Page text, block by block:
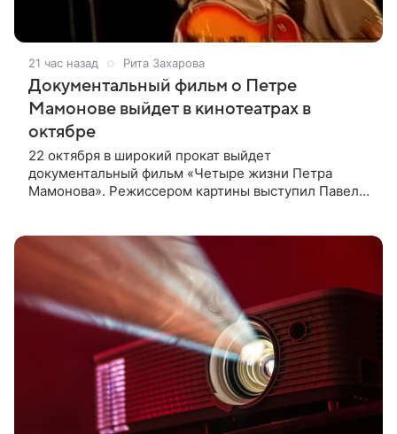
21 час назад Рита Захарова
Документальный фильм о Петре
Мамонове выйдет в кинотеатрах в
октябре
22 октября в широкий прокат выйдет
документальный фильм «Четыре жизни Петра
Мамонова». Режиссером картины выступил Павел